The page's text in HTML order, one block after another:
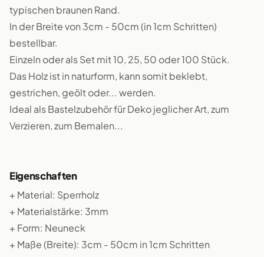
typischen braunen Rand.
In der Breite von 3cm - 50cm (in 1cm Schritten)
bestellbar.
Einzeln oder als Set mit 10, 25, 50 oder 100 Stück.
Das Holz ist in naturform, kann somit beklebt,
gestrichen, geölt oder... werden.
Ideal als Bastelzubehör für Deko jeglicher Art, zum
Verzieren, zum Bemalen...
Eigenschaften
+ Material: Sperrholz
+ Materialstärke: 3mm
+ Form: Neuneck
+ Maße (Breite): 3cm - 50cm in 1cm Schritten